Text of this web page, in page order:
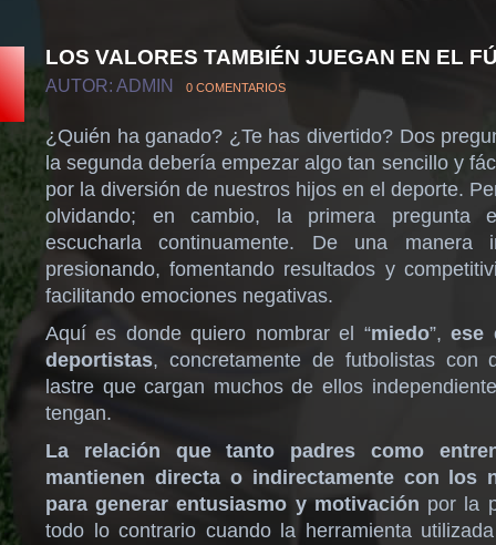
LOS VALORES TAMBIÉN JUEGAN EN EL
AUTOR: ADMIN 0 COMENTARIOS
¿Quién ha ganado? ¿Te has divertido? Dos
la segunda debería empezar algo tan sencillo y
por la diversión de nuestros hijos en el deporte.
olvidando; en cambio, la primera pregunta
escucharla continuamente. De una manera
presionando, fomentando resultados y
facilitando emociones negativas.
Aquí es donde quiero nombrar el “miedo”,ese
deportistas, concretamente de futbolistas con
lastre que cargan muchos de ellos
tengan.
La relación que tanto padres como
mantienen directa o indirectamente con los
para generar entusiasmo y motivación por la
todo lo contrario cuando la herramienta